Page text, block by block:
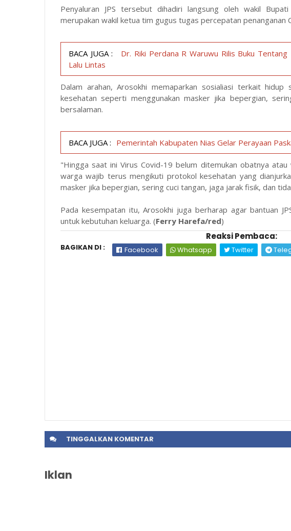
Penyaluran JPS tersebut dihadiri langsung oleh wakil
merupakan wakil ketua tim gugus tugas percepatan penanganan
BACA JUGA :
Dr. Riki Perdana R Waruwu Rilis Buku
Lalu Lintas
Dalam arahan, Arosokhi memaparkan sosialiasi terkait
kesehatan seperti menggunakan masker jika bepergian,
bersalaman.
BACA JUGA : Pemerintah Kabupaten Nias Gelar Perayaan
"Hingga saat ini Virus Covid-19 belum ditemukan obatnya
warga wajib terus mengikuti protokol kesehatan yang
masker jika bepergian, sering cuci tangan, jaga jarak fisik, dan
Pada kesempatan itu, Arosokhi juga berharap agar bantuan
untuk kebutuhan keluarga. (Ferry Harefa/red)
Reaksi Pembaca:
BAGIKAN DI : Facebook Whatsapp Twitter
TINGGALKAN KOMENTAR
Iklan